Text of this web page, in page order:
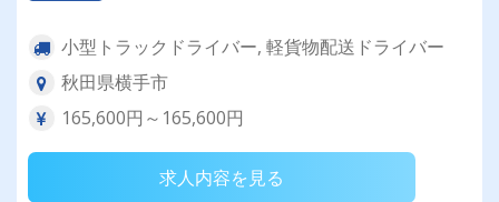
小型トラックドライバー, 軽貨物配送ドライバー
秋田県横手市
165,600円～165,600円
求人内容を見る